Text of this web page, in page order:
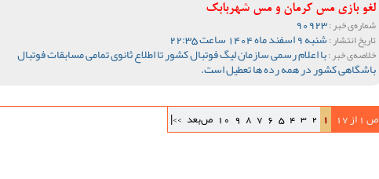
لغو بازی مس کرمان و مس شهربابک
شماره‌ی خبر :90923
تاریخ انتشار :شنبه 9 اسفند ماه 1404 ساعت 22:35
خلاصه‌ی خبر :با اعلام رسمی سازمان لیگ فوتبال کشور تا اطلاع ثانوی تمامی مسابقات فوتبال
باشگاهی کشور در همه رده ها تعطیل است.
ص 1 از 17 1
2
3
4
5
6
7
8
9
10 ص‌بعد >>|